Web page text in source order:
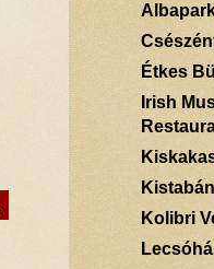
Étkes
Irish
Kolibri